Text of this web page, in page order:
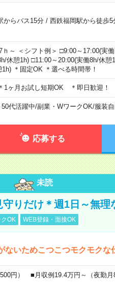
からバス15分/ 西鉄福岡駅から徒歩5
ｈ～ ＜シフト例＞ □9:00～17:00(実
休憩1h) □11:00～20:00(実働8h/休
＊固定OK ＊選べる時間帯！
ヶ月お試し短期OK ＊即日歓迎！
代活躍中/副業・WワークOK/服装
応募する
未読
りだけ＊週1日～無理
OK WEB登録・面接OK
ないためこつこつモクモクな
円） ■月収例19.4万円～（夜勤月